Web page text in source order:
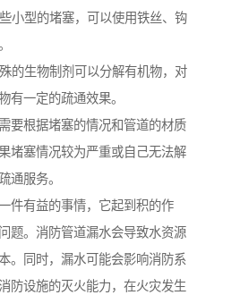
小型的堵塞，可以使用铁丝、钩
的生物制剂可以分解有机物，对
有一定的疏通效果。
要根据堵塞的情况和管道的材质
堵塞情况较为严重或自己无法解
通服务。
件有益的事情，它起到积的作
题。消防管道漏水会导致水资源
。同时，漏水可能会影响消防系
防设施的灭火能力，在火灾发生